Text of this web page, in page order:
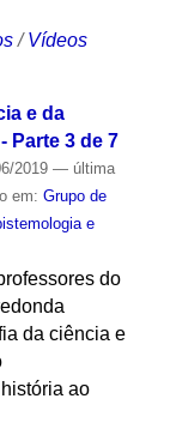
/Vídeos
e da
Parte 3 de 7
2019 — última
em: Grupo de
e
do
da ciência e
ao